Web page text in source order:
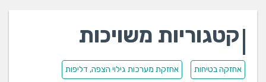
קטגוריות משויכות
אחזקה בטיחות אחזקת מערכות גילוי הצפה, דליפות